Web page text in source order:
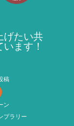
げたい共
ます！
稿
ン
プラリー